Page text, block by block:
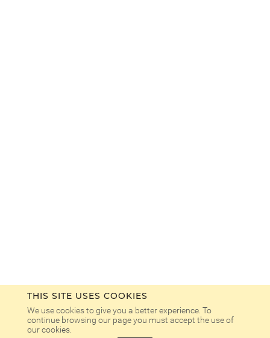
THIS SITE USES COOKIES
We use cookies to give you a better experience. To
continue browsing our page you must accept the use of
our cookies.